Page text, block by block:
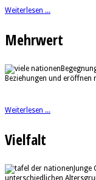
Weiterlesen ...
Mehrwert
Beziehungen und eröffnen
Weiterlesen ...
Vielfalt
unterschiedlichen